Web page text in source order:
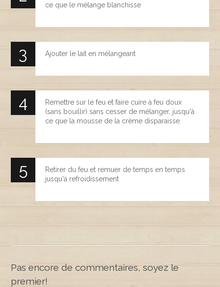
ce que le mélange blanchisse
Ajouter le lait en mélangeant
Remettre sur le feu et faire cuire à feu doux
(sans bouillir) sans cesser de mélanger, jusqu'à
ce que la mousse de la crème disparaisse.
Retirer du feu et remuer de temps en temps
jusqu'à refroidissement
Pas encore de commentaires, soyez le
premier!